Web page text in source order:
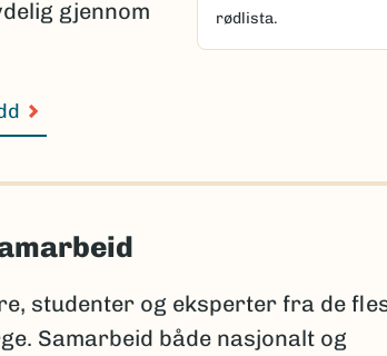
rødlista.
gjennom
studenter og eksperter fra de
Samarbeid både nasjonalt og